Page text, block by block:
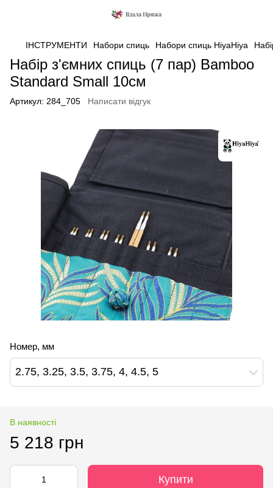
ІНСТРУМЕНТИ Набори спиць Набори спиць HiyaHiya
Набір з'ємних спиць (7 пар) Bamboo
Standard Small 10см
Артикул: 284_705 Написати відгук
Номер, мм
2.75, 3.25, 3.5, 3.75, 4, 4.5, 5
В наявності
5 218 грн
Купити